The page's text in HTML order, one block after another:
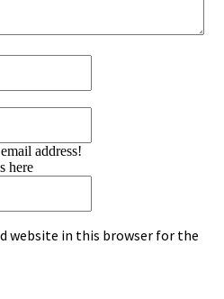
address!
here
website in this browser for the